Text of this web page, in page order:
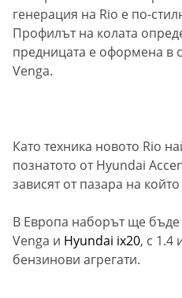
генерация на Rio e по-
Профилът на колата
предницата е оформена в
Venga.
Като техника новото Rio
познатото от Hyundai
зависят от пазара на
В Европа наборът ще
Venga и Hyundai ix20, с 1.4
бензинови агрегати.